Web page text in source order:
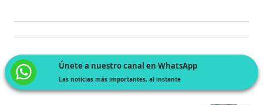
Únete a nuestro canal en WhatsApp
Las noticias más importantes, al instante